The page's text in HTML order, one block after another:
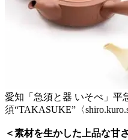
愛知「急須と器 いそべ」平
須“TAKASUKE”〈
＜素材を生かした上品な甘